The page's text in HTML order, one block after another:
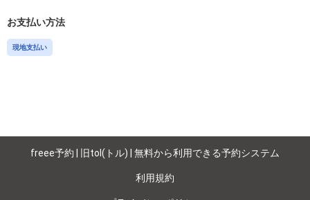
お支払い方法
現地支払い
freee予約 | 旧tol(トル) | 無料から利用できる予約システム
利用規約